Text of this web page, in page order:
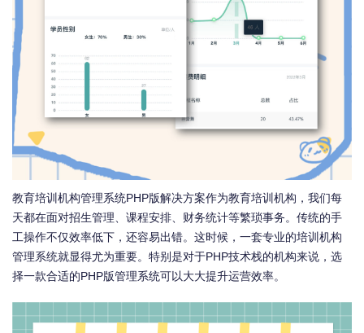
教育培训机构管理系统PHP版解决方案作为教育培训机构，我们每
天都在面对招生管理、课程安排、财务统计等繁琐事务。传统的手
工操作不仅效率低下，还容易出错。这时候，一套专业的培训机构
管理系统就显得尤为重要。特别是对于PHP技术栈的机构来说，选
择一款合适的PHP版管理系统可以大大提升运营效率。